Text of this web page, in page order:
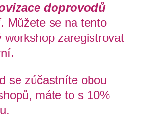
doprovodů
. Můžete se na tento
workshop zaregistrovat
se zúčastníte obou
máte to s 10%